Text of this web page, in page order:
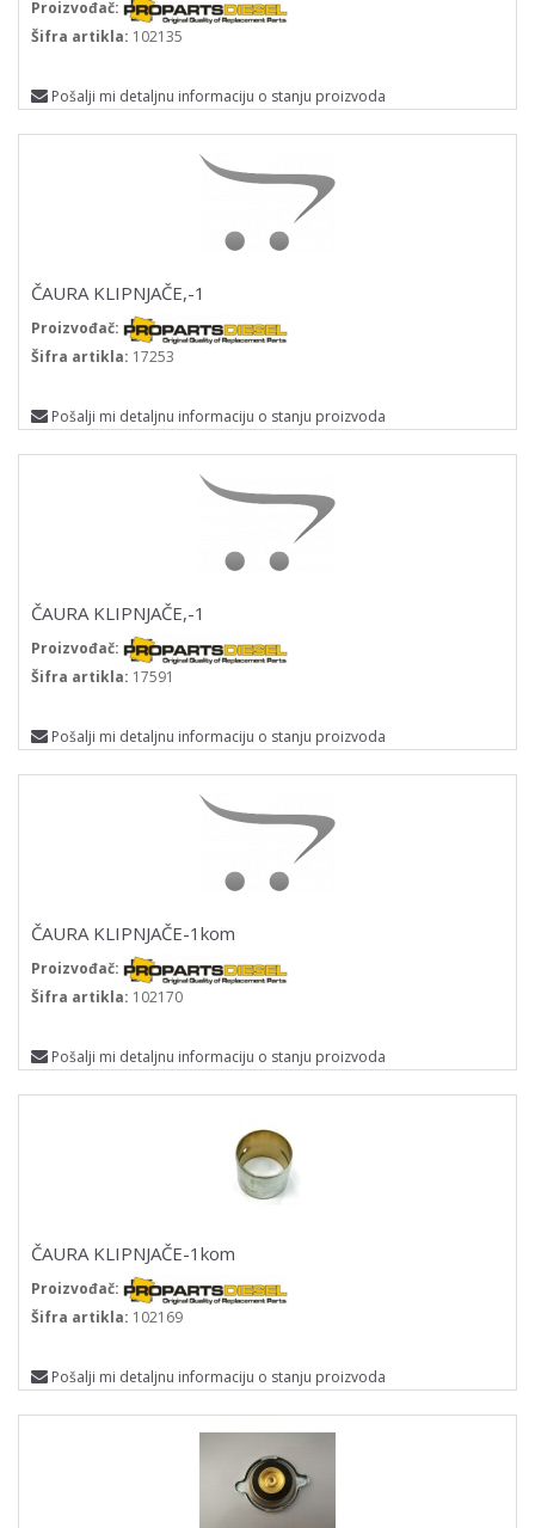
Proizvođač:
Šifra artikla: 102135
Pošalji mi detaljnu informaciju o stanju proizvoda
ČAURA KLIPNJAČE,-1
Proizvođač:
Šifra artikla: 17253
Pošalji mi detaljnu informaciju o stanju proizvoda
ČAURA KLIPNJAČE,-1
Proizvođač:
Šifra artikla: 17591
Pošalji mi detaljnu informaciju o stanju proizvoda
ČAURA KLIPNJAČE-1kom
Proizvođač:
Šifra artikla: 102170
Pošalji mi detaljnu informaciju o stanju proizvoda
ČAURA KLIPNJAČE-1kom
Proizvođač:
Šifra artikla: 102169
Pošalji mi detaljnu informaciju o stanju proizvoda